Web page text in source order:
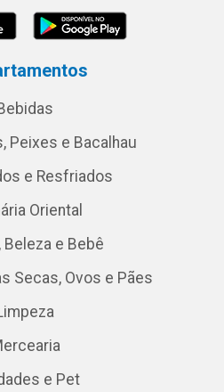
Peixes e Bacalhau
e Resfriados
Oriental
Beleza e Bebê
Secas, Ovos e Pães
e Pet